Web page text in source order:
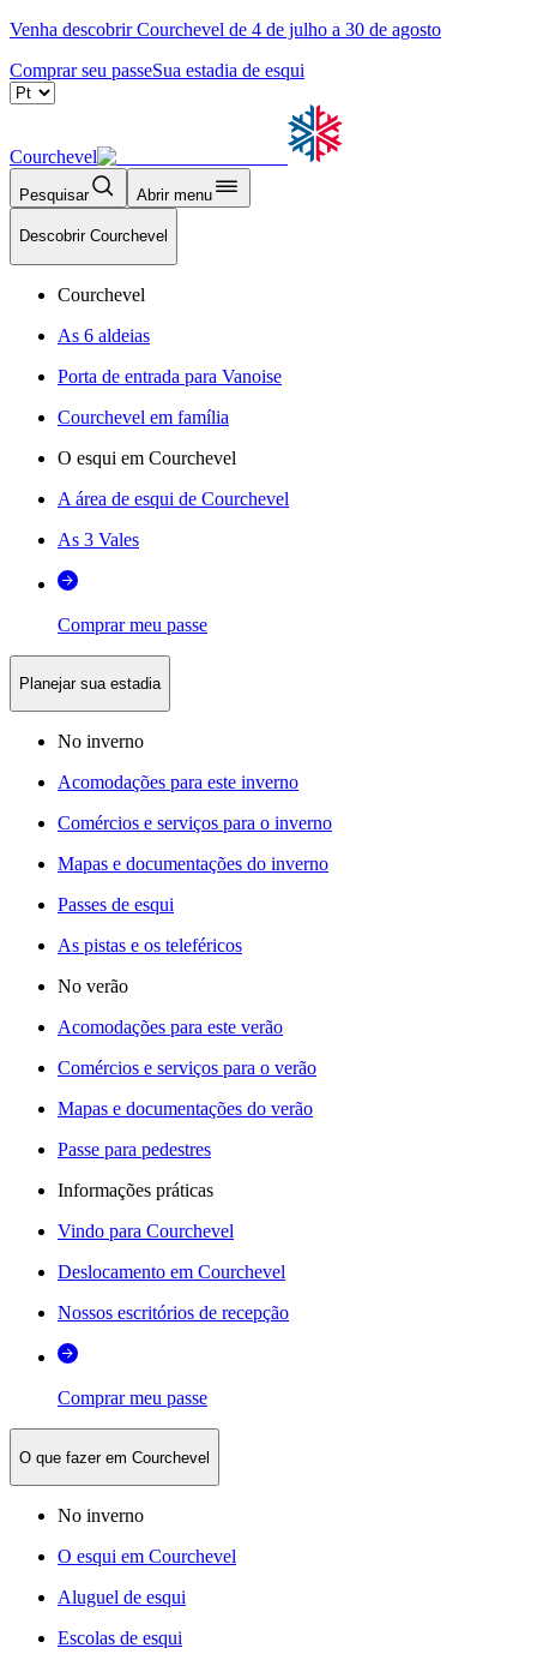
Venha descobrir Courchevel de 4 de julho a 30 de agosto
Comprar seu passeSua estadia de esqui
Courchevel
Pesquisar Abrir menu
Descobrir Courchevel
Courchevel
As 6 aldeias
Porta de entrada para Vanoise
Courchevel em família
O esqui em Courchevel
A área de esqui de Courchevel
As 3 Vales
Comprar meu passe
Planejar sua estadia
No inverno
Acomodações para este inverno
Comércios e serviços para o inverno
Mapas e documentações do inverno
Passes de esqui
As pistas e os teleféricos
No verão
Acomodações para este verão
Comércios e serviços para o verão
Mapas e documentações do verão
Passe para pedestres
Informações práticas
Vindo para Courchevel
Deslocamento em Courchevel
Nossos escritórios de recepção
Comprar meu passe
O que fazer em Courchevel
No inverno
O esqui em Courchevel
Aluguel de esqui
Escolas de esqui